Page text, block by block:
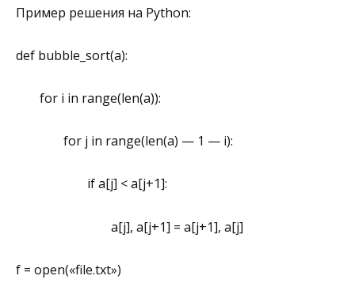
Пример решения на Python:
def bubble_sort(a):
for i in range(len(a)):
for j in range(len(a) — 1 — i):
if a[j] < a[j+1]:
a[j], a[j+1] = a[j+1], a[j]
f = open(«file.txt»)